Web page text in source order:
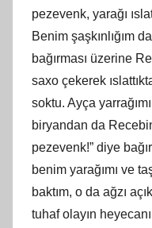
pezevenk, yarağı
Benim şaşkınlığım
bağırması üzerine
saxo çekerek
soktu. Ayça
biryandan da
pezevenk!” diye
benim yarağımı ve
baktım, o da ağzı
tuhaf olayın